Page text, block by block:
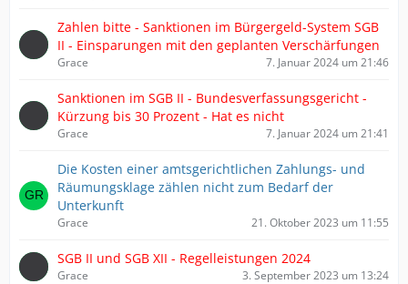
Zahlen bitte - Sanktionen im Bürgergeld-System SGB
II - Einsparungen mit den geplanten Verschärfungen
Grace 7. Januar 2024 um 21:46
Sanktionen im SGB II - Bundesverfassungsgericht -
Kürzung bis 30 Prozent - Hat es nicht
Grace 7. Januar 2024 um 21:41
Die Kosten einer amtsgerichtlichen Zahlungs- und
Räumungsklage zählen nicht zum Bedarf der
Unterkunft
Grace 21. Oktober 2023 um 11:55
SGB II und SGB XII - Regelleistungen 2024
Grace 3. September 2023 um 13:24